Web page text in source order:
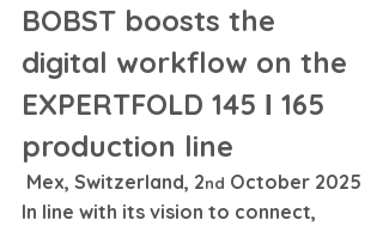
BOBST boosts the
digital workflow on the
EXPERTFOLD 145 І 165
production line
Mex, Switzerland, 2nd October 2025
In line with its vision to connect,